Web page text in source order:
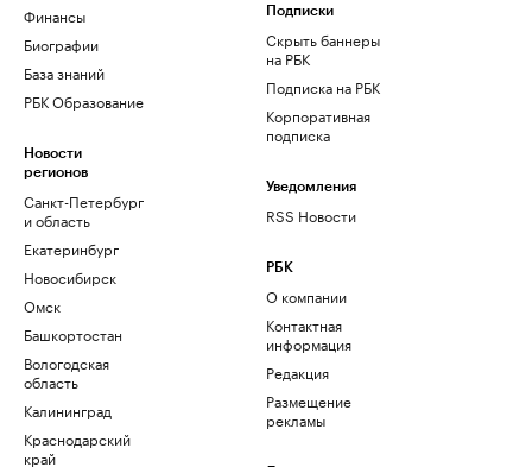
Финансы
Биографии
База знаний
РБК Образование
Новости
регионов
Санкт-Петербург
и область
Екатеринбург
Новосибирск
Омск
Башкортостан
Вологодская
область
Калининград
Краснодарский
край
Подписки
Скрыть баннеры
на РБК
Подписка на РБК
Корпоративная
подписка
Уведомления
RSS Новости
РБК
О компании
Контактная
информация
Редакция
Размещение
рекламы